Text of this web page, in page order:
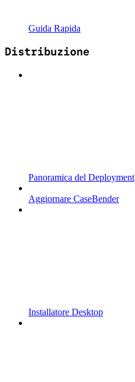
Guida Rapida
Distribuzione
Panoramica del Deployment
Aggiornare CaseBender
Installatore Desktop